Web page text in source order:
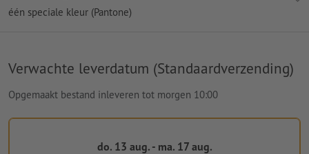
één speciale kleur (Pantone)
Verwachte leverdatum (Standaardverzending)
Opgemaakt bestand inleveren tot morgen 10:00
do. 13 aug. - ma. 17 aug.